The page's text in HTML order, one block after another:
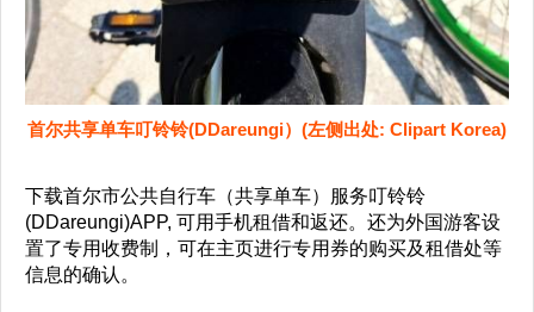
首尔共享单车叮铃铃(DDareungi）(左侧出处: Clipart Korea)
下载首尔市公共自行车（共享单车）服务叮铃铃
(DDareungi)APP, 可用手机租借和返还。还为外国游客设
置了专用收费制，可在主页进行专用券的购买及租借处等
信息的确认。